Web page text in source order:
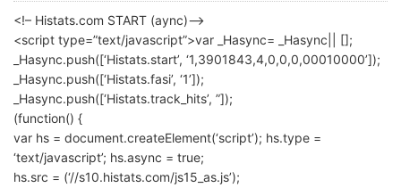
<!– Histats.com START (aync)–>
<script type=”text/javascript”>var _Hasync= _Hasync|| [];
_Hasync.push([‘Histats.start’, ‘1,3901843,4,0,0,0,00010000’]);
_Hasync.push([‘Histats.fasi’, ‘1’]);
_Hasync.push([‘Histats.track_hits’, ”]);
(function() {
var hs = document.createElement(‘script’); hs.type =
‘text/javascript’; hs.async = true;
hs.src = (‘//s10.histats.com/js15_as.js’);